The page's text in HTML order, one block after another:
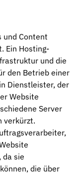
und Content
Ein Hosting-
und die
den Betrieb einer
Dienstleister, der
Website
Server
verkürzt.
da sie
die über